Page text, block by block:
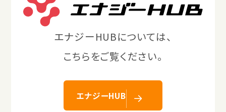
エナジーHUBについては、
こちらをご覧ください。
エナジーHUB